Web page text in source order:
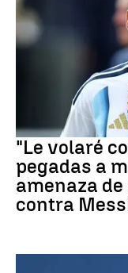
Mundial 2026
"Le volaré
pegadas a
amenaza
contra